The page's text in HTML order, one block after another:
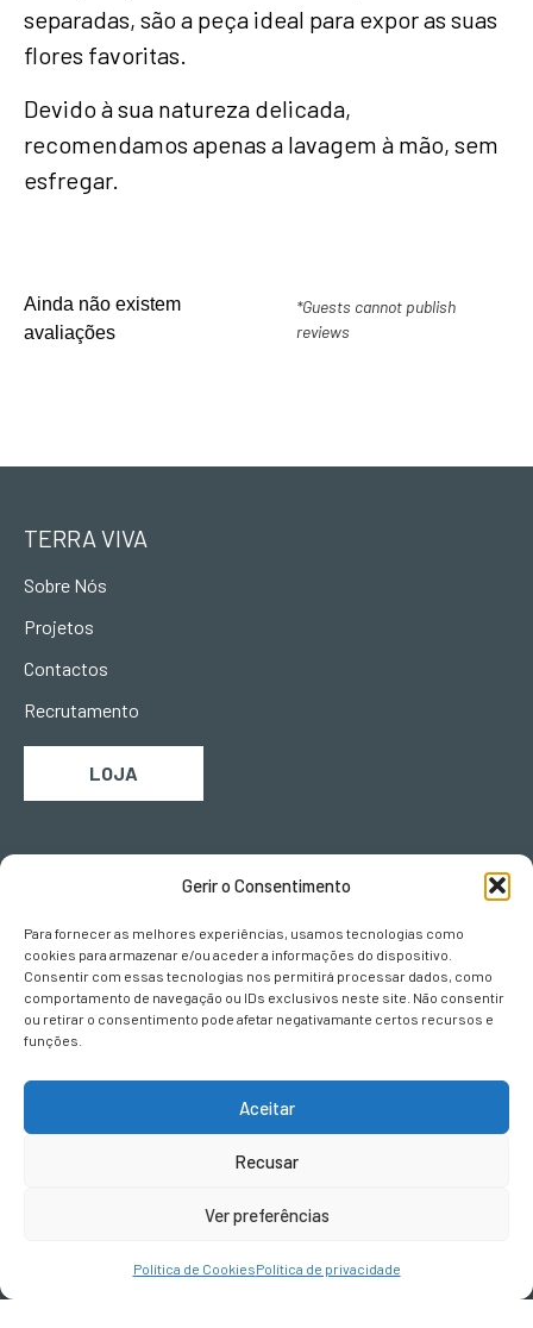
Gerir o Consentimento
Para fornecer as melhores experiências, usamos tecnologias como
cookies para armazenar e/ou aceder a informações do dispositivo.
Consentir com essas tecnologias nos permitirá processar dados, como
comportamento de navegação ou IDs exclusivos neste site. Não consentir
ou retirar o consentimento pode afetar negativamante certos recursos e
funções.
Aceitar
Recusar
Ver preferências
Política de CookiesPolítica de privacidade
separadas, são a peça ideal para expor as suas
flores favoritas.
Devido à sua natureza delicada,
recomendamos apenas a lavagem à mão, sem
esfregar.
Ainda não existem
avaliações
*Guests cannot publish
reviews
TERRA VIVA
Sobre Nós
Projetos
Contactos
Recrutamento
LOJA
ONDE ESTAMOS
Lote L II, Fracção B
5000-063
Vila Real